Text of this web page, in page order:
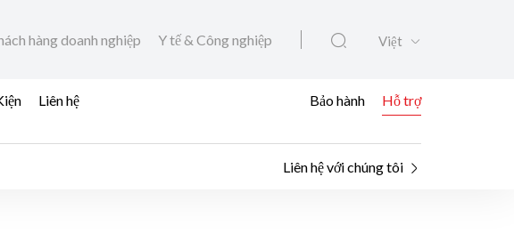
hàng doanh nghiệp Y tế & Công nghiệp Việt
Liên hệ Bảo hành Hỗ trợ
Liên hệ với chúng tôi